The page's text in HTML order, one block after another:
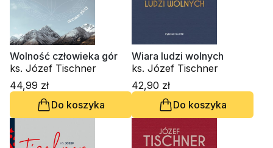
Wolność człowieka gór
ks. Józef Tischner
44,99 zł
Do koszyka
Wiara ludzi wolnych
ks. Józef Tischner
42,90 zł
Do koszyka